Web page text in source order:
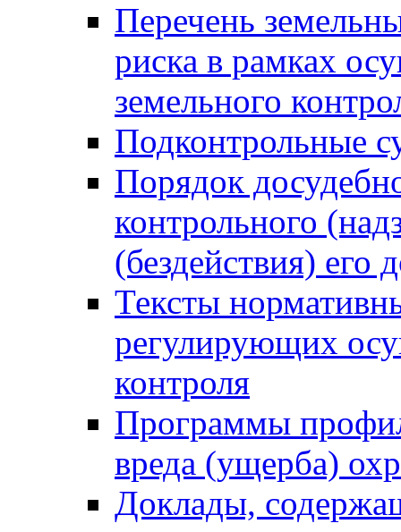
Перечень
риска в рамках
земельного
Подконтрольные
Порядок
контрольного
(бездействия)
Тексты
регулирующих
контроля
Программы
вреда (ущерба)
Доклады,